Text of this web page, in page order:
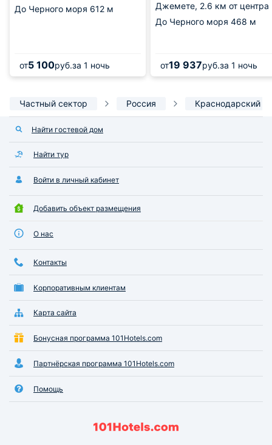
До Черного моря 612 м
от5 100руб.за 1 ночь
Джемете, 2.6 км от центра
До Черного моря 468 м
от19 937руб.за 1 ночь
Частный сектор Россия Краснодарский
Найти гостевой дом
Найти тур
Войти в личный кабинет
Добавить объект размещения
О нас
Контакты
Корпоративным клиентам
Карта сайта
Бонусная программа 101Hotels.com
Партнёрская программа 101Hotels.com
Помощь